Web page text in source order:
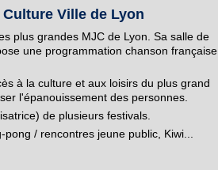
Ville de Lyon
plus grandes MJC de Lyon. Sa salle de
une programmation chanson française
à la culture et aux loisirs du plus grand
l'épanouissement des personnes.
de plusieurs festivals.
/ rencontres jeune public, Kiwi...